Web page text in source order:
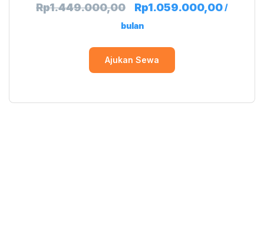
Rp1.449.000,00 Rp1.059.000,00 /
bulan
Ajukan Sewa